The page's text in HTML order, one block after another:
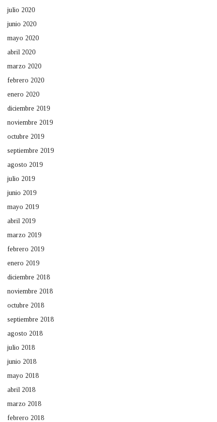
julio 2020
junio 2020
mayo 2020
abril 2020
marzo 2020
febrero 2020
enero 2020
diciembre 2019
noviembre 2019
octubre 2019
septiembre 2019
agosto 2019
julio 2019
junio 2019
mayo 2019
abril 2019
marzo 2019
febrero 2019
enero 2019
diciembre 2018
noviembre 2018
octubre 2018
septiembre 2018
agosto 2018
julio 2018
junio 2018
mayo 2018
abril 2018
marzo 2018
febrero 2018